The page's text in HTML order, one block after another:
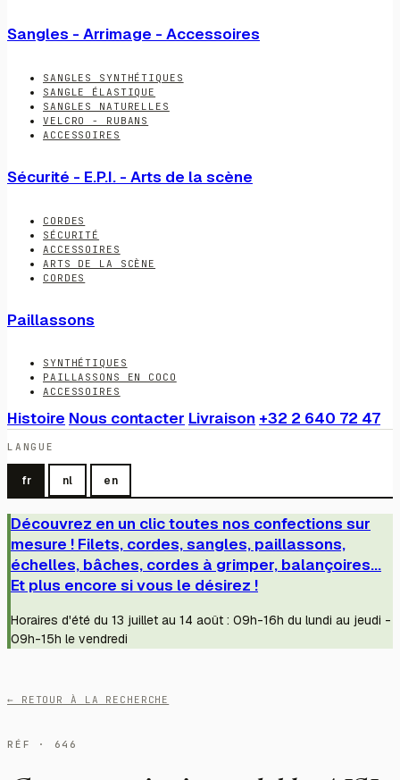
Sangles - Arrimage - Accessoires
SANGLES SYNTHÉTIQUES
SANGLE ÉLASTIQUE
SANGLES NATURELLES
VELCRO - RUBANS
ACCESSOIRES
Sécurité - E.P.I. - Arts de la scène
CORDES
SÉCURITÉ
ACCESSOIRES
ARTS DE LA SCÈNE
CORDES
Paillassons
SYNTHÉTIQUES
PAILLASSONS EN COCO
ACCESSOIRES
Histoire Nous contacter Livraison +32 2 640 72 47
LANGUE
fr nl en
Découvrez en un clic toutes nos confections sur
mesure ! Filets, cordes, sangles, paillassons,
échelles, bâches, cordes à grimper, balançoires...
Et plus encore si vous le désirez !
Horaires d'été du 13 juillet au 14 août : 09h-16h du lundi au jeudi -
09h-15h le vendredi
← RETOUR À LA RECHERCHE
RÉF · 646